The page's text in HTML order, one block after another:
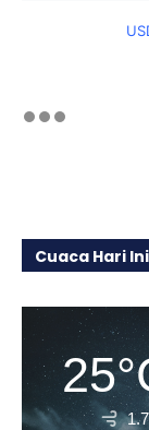
Cuaca Hari Ini